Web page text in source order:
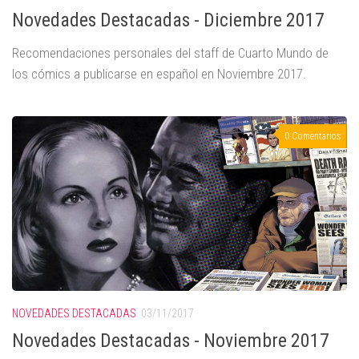
Novedades Destacadas - Diciembre 2017
Recomendaciones personales del staff de Cuarto Mundo de
los cómics a publicarse en español en Noviembre 2017.
0 Comentarios
NOVEDADES DESTACADAS 03/11/2017
Novedades Destacadas - Noviembre 2017